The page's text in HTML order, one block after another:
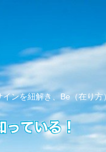
ンを紐解き、Be（在り